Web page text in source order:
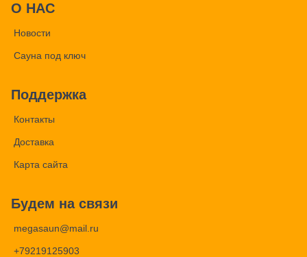
О НАС
Новости
Сауна под ключ
Поддержка
Контакты
Доставка
Карта сайта
Будем на связи
megasaun@mail.ru
+79219125903